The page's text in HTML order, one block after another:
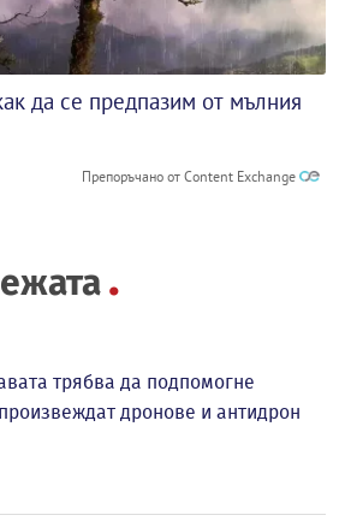
да се предпазим от мълния
Препоръчано от Content Exchange
трябва да подпомогне
дронове и антидрон